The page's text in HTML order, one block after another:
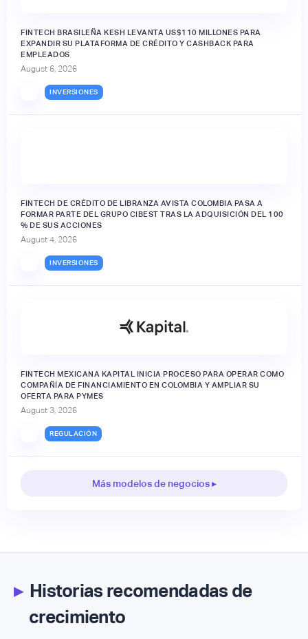
FINTECH BRASILEÑA KESH LEVANTA US$110 MILLONES PARA
EXPANDIR SU PLATAFORMA DE CRÉDITO Y CASHBACK PARA
EMPLEADOS
August 6, 2026
INVERSIONES
FINTECH DE CRÉDITO DE LIBRANZA AVISTA COLOMBIA PASA A
FORMAR PARTE DEL GRUPO CIBEST TRAS LA ADQUISICIÓN DEL 100
% DE SUS ACCIONES
August 4, 2026
INVERSIONES
FINTECH MEXICANA KAPITAL INICIA PROCESO PARA OPERAR COMO
COMPAÑÍA DE FINANCIAMIENTO EN COLOMBIA Y AMPLIAR SU
OFERTA PARA PYMES
August 3, 2026
REGULACIÓN
Más modelos de negocios ▸
▸Historias recomendadas de
crecimiento